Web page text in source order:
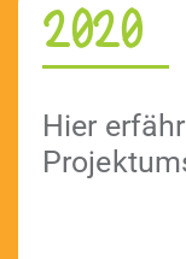
2020
Hier